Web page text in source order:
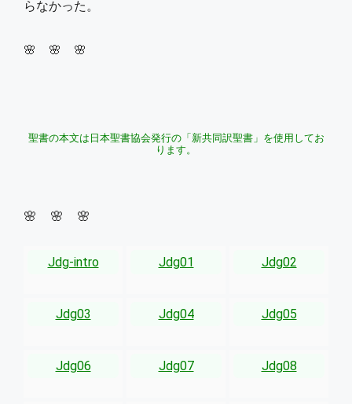
らなかった。
🌸 🌸 🌸
聖書の本文は日本聖書協会発行の「新共同訳聖書」を使用してお
ります。
🌸 🌸 🌸
Jdg-intro Jdg01 Jdg02
Jdg03 Jdg04 Jdg05
Jdg06 Jdg07 Jdg08